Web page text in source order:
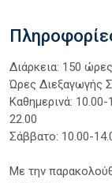
Διάρκεια: 150 ώρες
Ώρες Διεξαγωγής
Καθημερινά:
22.00
Σάββατο: 10.00-
Με την